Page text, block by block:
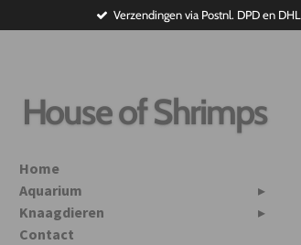
Verzendingen via Postnl. DPD en DHL
House of Shrimps
Home
Aquarium
Knaagdieren
Contact